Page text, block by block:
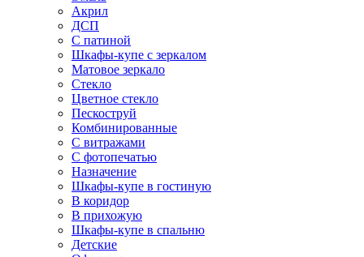
Акрил
ДСП
С патиной
Шкафы-купе с зеркалом
Матовое зеркало
Стекло
Цветное стекло
Пескоструй
Комбинированные
С витражами
С фотопечатью
Назначение
Шкафы-купе в гостиную
В коридор
В прихожую
Шкафы-купе в спальню
Детские